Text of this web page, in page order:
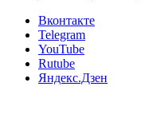
Вконтакте
Telegram
YouTube
Rutube
Яндекс.Дзен